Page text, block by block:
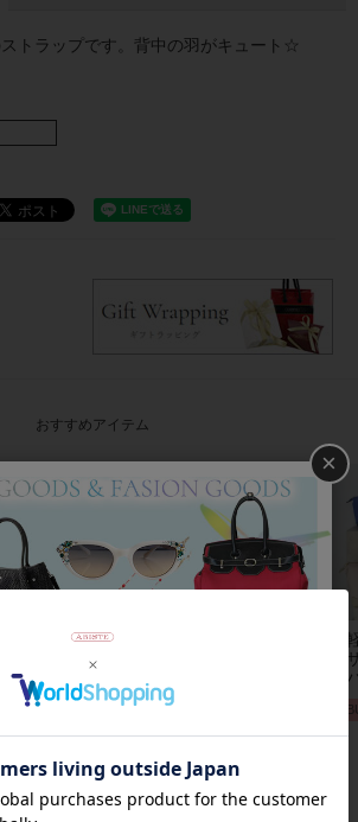
トラップです。背中の羽がキュート☆
おすすめアイテム
【アンジェラカプッ
チ】イタリア製大ぶ
りイヤリン
グ/3021010-
ネックレス/1021016
【
レ
ー
×